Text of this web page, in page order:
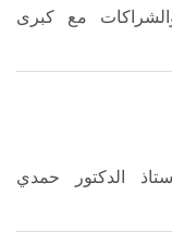
مع كبرى
الدكتور حمدي